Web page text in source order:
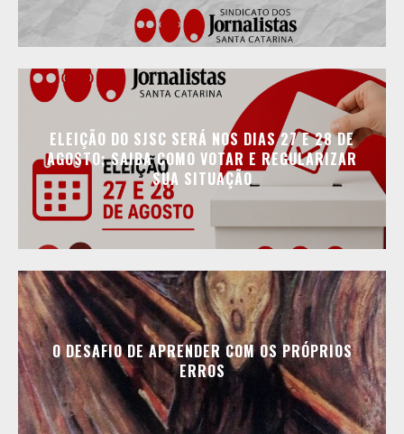
ELEIÇÃO DO SJSC SERÁ NOS DIAS 27 E 28 DE
AGOSTO; SAIBA COMO VOTAR E REGULARIZAR
SUA SITUAÇÃO
O DESAFIO DE APRENDER COM OS PRÓPRIOS
ERROS